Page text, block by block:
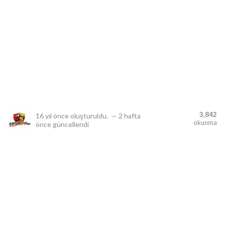
16 yıl önce oluşturuldu. — 2 hafta
önce güncellendi
3,842
okunma